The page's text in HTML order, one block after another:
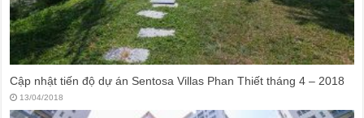
Cập nhật tiến độ dự án Sentosa Villas Phan Thiết tháng 4 – 2018
13/04/2018